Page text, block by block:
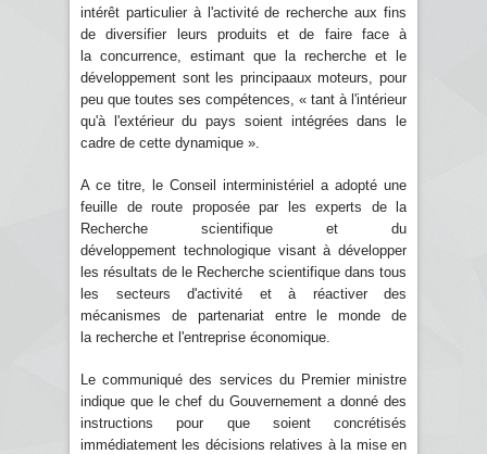
intérêt particulier à l'activité de recherche aux fins
de diversifier leurs produits et de faire face à
la concurrence, estimant que la recherche et le
développement sont les principaaux moteurs, pour
peu que toutes ses compétences, « tant à l'intérieur
qu'à l'extérieur du pays soient intégrées dans le
cadre de cette dynamique ».
A ce titre, le Conseil interministériel a adopté une
feuille de route proposée par les experts de la
Recherche scientifique et du
développement technologique visant à développer
les résultats de le Recherche scientifique dans tous
les secteurs d'activité et à réactiver des
mécanismes de partenariat entre le monde de
la recherche et l'entreprise économique.
Le communiqué des services du Premier ministre
indique que le chef du Gouvernement a donné des
instructions pour que soient concrétisés
immédiatement les décisions relatives à la mise en